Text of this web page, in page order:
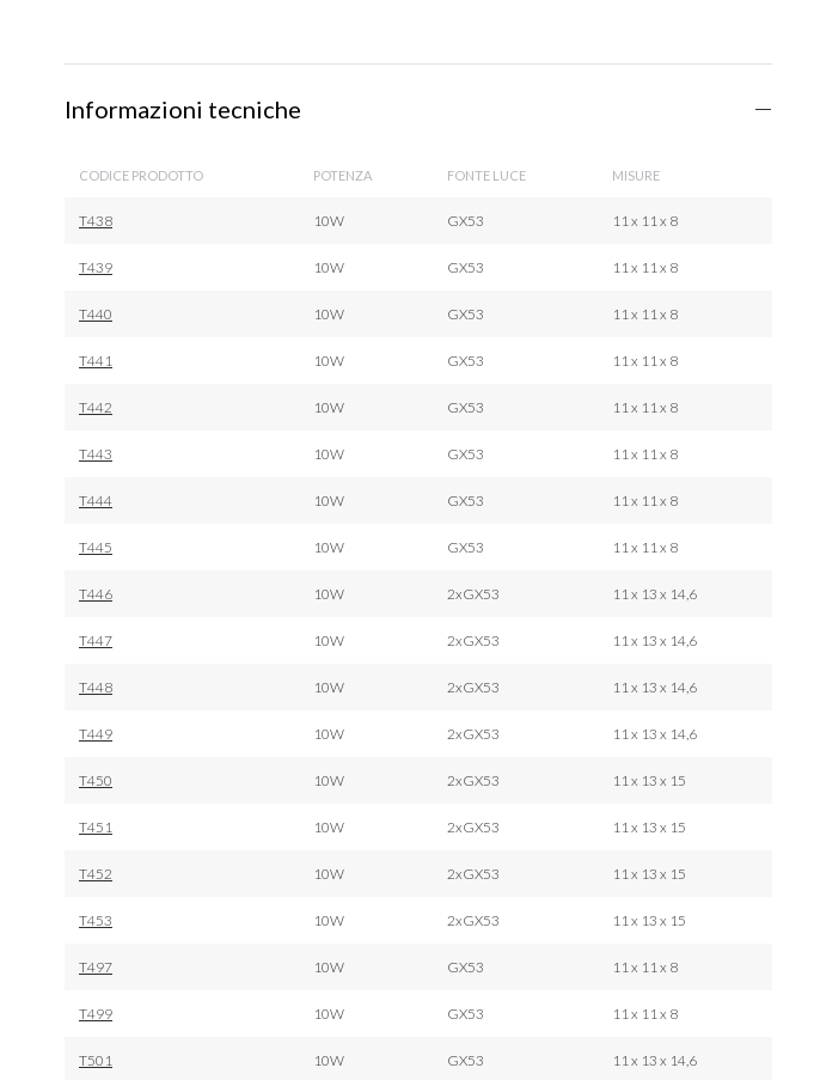
Informazioni tecniche
CODICE PRODOTTO POTENZA FONTE LUCE MISURE
T438 10W GX53 11 x 11 x 8
T439 10W GX53 11 x 11 x 8
T440 10W GX53 11 x 11 x 8
T441 10W GX53 11 x 11 x 8
T442 10W GX53 11 x 11 x 8
T443 10W GX53 11 x 11 x 8
T444 10W GX53 11 x 11 x 8
T445 10W GX53 11 x 11 x 8
T446 10W 2xGX53 11 x 13 x 14,6
T447 10W 2xGX53 11 x 13 x 14,6
T448 10W 2xGX53 11 x 13 x 14,6
T449 10W 2xGX53 11 x 13 x 14,6
T450 10W 2xGX53 11 x 13 x 15
T451 10W 2xGX53 11 x 13 x 15
T452 10W 2xGX53 11 x 13 x 15
T453 10W 2xGX53 11 x 13 x 15
T497 10W GX53 11 x 11 x 8
T499 10W GX53 11 x 11 x 8
T501 10W GX53 11 x 13 x 14,6